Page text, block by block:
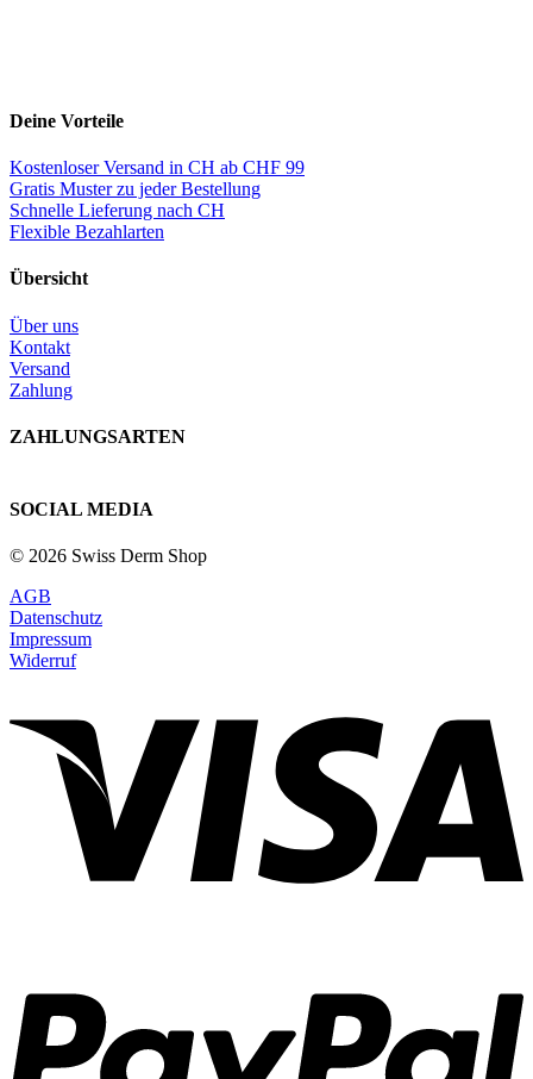
Deine Vorteile
Kostenloser Versand in CH ab CHF 99
Gratis Muster zu jeder Bestellung
Schnelle Lieferung nach CH
Flexible Bezahlarten
Übersicht
Über uns
Kontakt
Versand
Zahlung
ZAHLUNGSARTEN
SOCIAL MEDIA
© 2026 Swiss Derm Shop
AGB
Datenschutz
Impressum
Widerruf